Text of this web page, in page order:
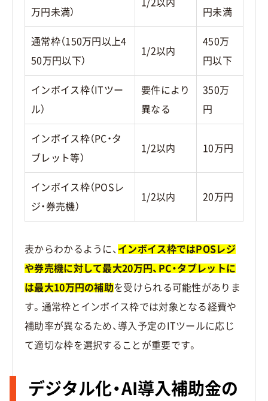
万円未満）
1/2以内
円未満
通常枠（150万円以上4
50万円以下）
1/2以内
450万
円以下
インボイス枠（ITツー
ル）
要件により
異なる
350万
円
インボイス枠（PC・タ
ブレット等）
1/2以内 10万円
インボイス枠（POSレ
ジ・券売機）
1/2以内 20万円
表からわかるように、 インボイス枠ではPOSレジ
や券売機に対して最大20万円、PC・タブレットに
は最大10万円の補助を受けられる可能性がありま
す。通常枠とインボイス枠では対象となる経費や
補助率が異なるため、導入予定のITツールに応じ
て適切な枠を選択することが重要です。
デジタル化・AI導入補助金の